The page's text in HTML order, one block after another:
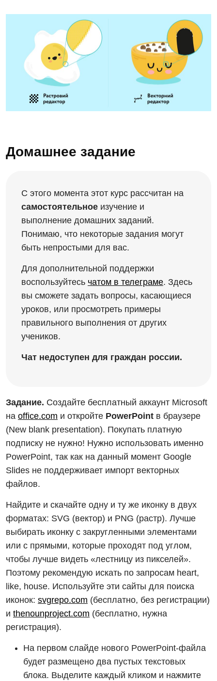
Домашнее задание
С этого момента этот курс рассчитан на
самостоятельное изучение и
выполнение домашних заданий.
Понимаю, что некоторые задания могут
быть непростыми для вас.
Для дополнительной поддержки
воспользуйтесь чатом в телеграме. Здесь
вы сможете задать вопросы, касающиеся
уроков, или просмотреть примеры
правильного выполнения от других
учеников.
Чат недоступен для граждан россии.
Задание. Создайте бесплатный аккаунт Microsoft
на office.com и откройте PowerPoint в браузере
(New blank presentation). Покупать платную
подписку не нужно! Нужно использовать именно
PowerPoint, так как на данный момент Google
Slides не поддерживает импорт векторных
файлов.
Найдите и скачайте одну и ту же иконку в двух
форматах: SVG (вектор) и PNG (растр). Лучше
выбирать иконку с закругленными элементами
или с прямыми, которые проходят под углом,
чтобы лучше видеть «лестницу из пикселей».
Поэтому рекомендую искать по запросам heart,
like, house. Используйте эти сайты для поиска
иконок: svgrepo.com (бесплатно, без регистрации)
и thenounproject.com (бесплатно, нужна
регистрация).
На первом слайде нового PowerPoint-файла
будет размещено два пустых текстовых
блока. Выделите каждый кликом и нажмите